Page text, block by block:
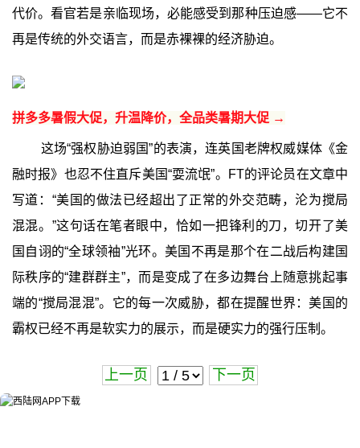
代价。看官若是亲临现场，必能感受到那种压迫感——它不
再是传统的外交语言，而是赤裸裸的经济胁迫。
拼多多暑假大促，升温降价，全品类暑期大促 →
这场“强权胁迫弱国”的表演，连英国老牌权威媒体《金
融时报》也忍不住直斥美国“耍流氓”。FT的评论员在文章中
写道：“美国的做法已经超出了正常的外交范畴，沦为搅局
混混。”这句话在笔者眼中，恰如一把锋利的刀，切开了美
国自诩的“全球领袖”光环。美国不再是那个在二战后构建国
际秩序的“建群群主”，而是变成了在多边舞台上随意挑起事
端的“搅局混混”。它的每一次威胁，都在提醒世界：美国的
霸权已经不再是软实力的展示，而是硬实力的强行压制。
上一页 下一页